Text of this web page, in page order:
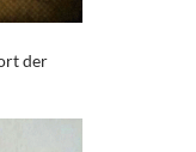
der